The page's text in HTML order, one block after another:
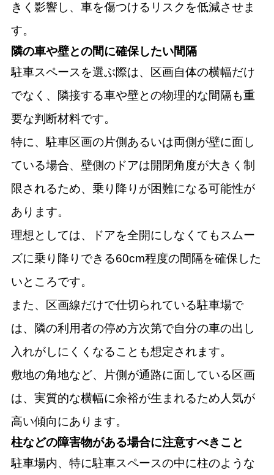
きく影響し、車を傷つけるリスクを低減させま
す。
隣の車や壁との間に確保したい間隔
駐車スペースを選ぶ際は、区画自体の横幅だけ
でなく、隣接する車や壁との物理的な間隔も重
要な判断材料です。
特に、駐車区画の片側あるいは両側が壁に面し
ている場合、壁側のドアは開閉角度が大きく制
限されるため、乗り降りが困難になる可能性が
あります。
理想としては、ドアを全開にしなくてもスムー
ズに乗り降りできる60cm程度の間隔を確保した
いところです。
また、区画線だけで仕切られている駐車場で
は、隣の利用者の停め方次第で自分の車の出し
入れがしにくくなることも想定されます。
敷地の角地など、片側が通路に面している区画
は、実質的な横幅に余裕が生まれるため人気が
高い傾向にあります。
柱などの障害物がある場合に注意すべきこと
駐車場内、特に駐車スペースの中に柱のような